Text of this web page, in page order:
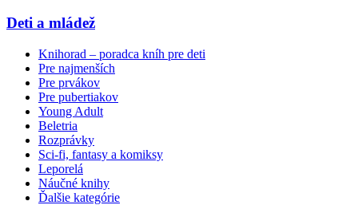
Deti a mládež
Knihorad – poradca kníh pre deti
Pre najmenších
Pre prvákov
Pre pubertiakov
Young Adult
Beletria
Rozprávky
Sci-fi, fantasy a komiksy
Leporelá
Náučné knihy
Ďalšie kategórie